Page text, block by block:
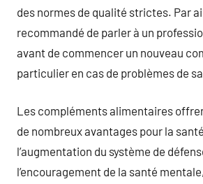
des normes de qualité strictes. Par
recommandé de parler à un
avant de commencer un nouveau
particulier en cas de problèmes de
Les compléments alimentaires
de nombreux avantages pour la
l’augmentation du système de
l’encouragement de la santé